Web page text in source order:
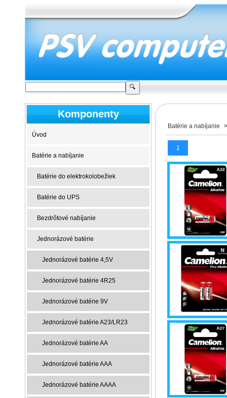
Komponenty
Úvod
Batérie a nabíjanie
Batérie do elektrokolobežiek
Batérie do UPS
Bezdrôtové nabíjanie
Jednorázové batérie
Jednorázové batérie 4,5V
Jednorázové batérie 4R25
Jednorázové batérie 9V
Jednorázové batérie A23/LR23
Jednorázové batérie AA
Jednorázové batérie AAA
Jednorázové batérie AAAA
Batérie a nabíjanie >
1